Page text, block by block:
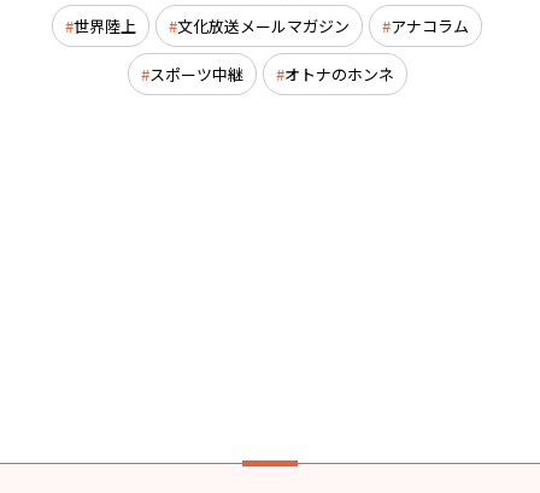
世界陸上 文化放送メールマガジン アナコラム
スポーツ中継 オトナのホンネ